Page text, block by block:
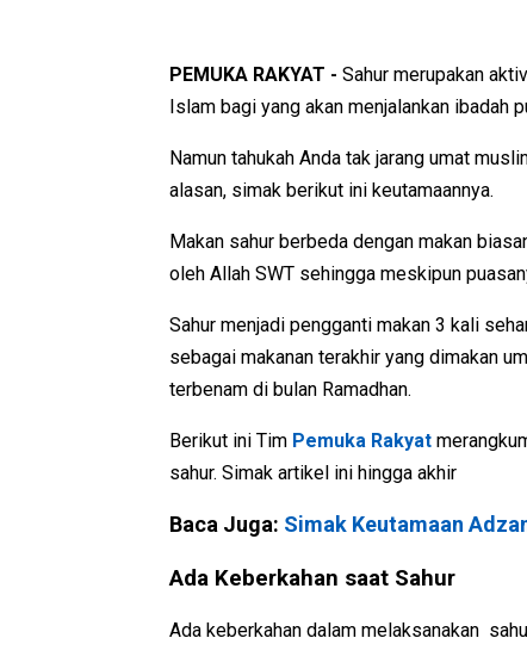
PEMUKA RAKYAT - Sahur merupakan
Islam bagi yang akan menjalankan ibadah
Namun tahukah Anda tak jarang umat
alasan, simak berikut ini keutamaannya.
Makan sahur berbeda dengan makan
oleh Allah SWT sehingga meskipun
Sahur menjadi pengganti makan 3 kali
sebagai makanan terakhir yang dimakan
terbenam di bulan Ramadhan.
Berikut ini Tim Pemuka Rakyat
sahur. Simak artikel ini hingga akhir
Baca Juga: Simak Keutamaan
Ada Keberkahan saat Sahur
Ada keberkahan dalam melaksanakan